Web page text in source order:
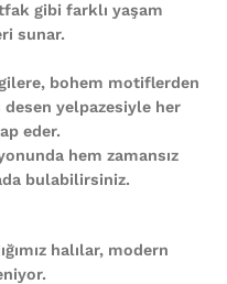
gibi farklı yaşam
sunar.
bohem motiflerden
yelpazesiyle her
eder.
hem zamansız
bulabilirsiniz.
halılar, modern